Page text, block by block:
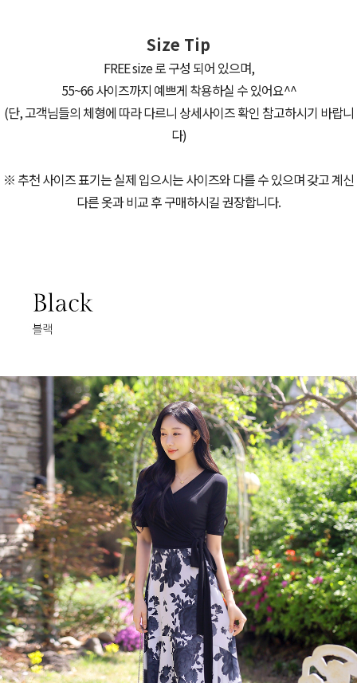
Size Tip
FREE size 로 구성 되어 있으며,
55~66 사이즈까지 예쁘게 착용하실 수 있어요^^
(단, 고객님들의 체형에 따라 다르니 상세사이즈 확인 참고하시기 바랍니
다)
※ 추천 사이즈 표기는 실제 입으시는 사이즈와 다를 수 있으며 갖고 계신
다른 옷과 비교 후 구매하시길 권장합니다.